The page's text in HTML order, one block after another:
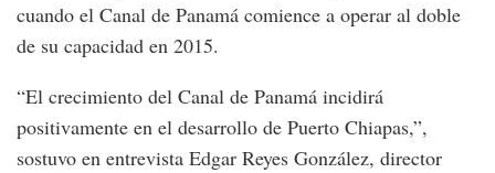
cuando el Canal de Panamá comience a operar al doble
de su capacidad en 2015.
“El crecimiento del Canal de Panamá incidirá
positivamente en el desarrollo de Puerto Chiapas,”,
sostuvo en entrevista Edgar Reyes González, director